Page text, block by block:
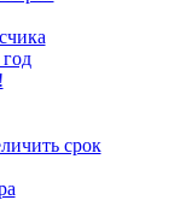
срок